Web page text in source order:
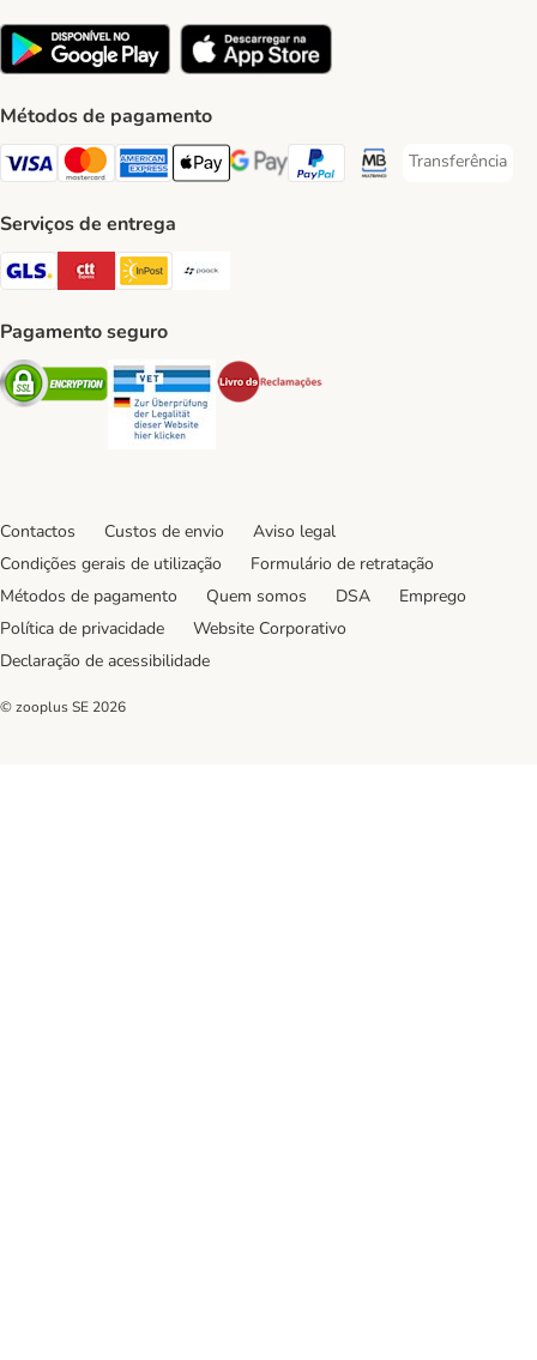
Métodos de pagamento
Visa Payment Method
Mastercard Payment Method
American Express Payment Method
Apple Pay Payment Method
Google Pay Payment Method
PayPal Payment Method
Multibanco Payment
Transferência
Transferência
Serviços de entrega
GLS Shipping Method
CTTExpress Shipping Method
InPost Shipping Method
Pagamento seguro
Security Security
Contactos Custos de envio
Aviso legal
Condições gerais de utilização
Formulário de retratação
Métodos de pagamento
Quem somos DSA
Emprego
Política de privacidade
Website Corporativo
Declaração de acessibilidade
© zooplus SE 2026